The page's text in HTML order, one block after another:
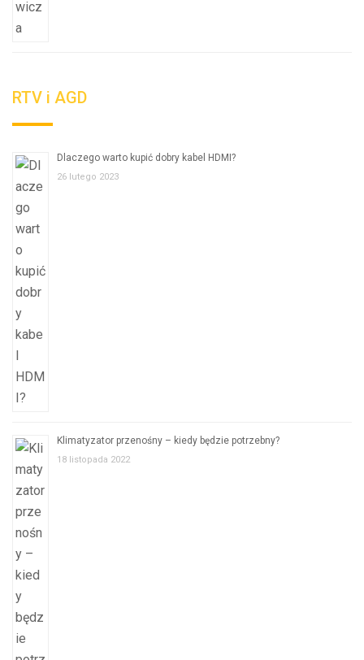
RTV i AGD
Dlaczego warto kupić dobry kabel HDMI?
26 lutego 2023
Klimatyzator przenośny – kiedy będzie potrzebny?
18 listopada 2022